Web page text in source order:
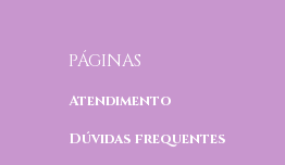
PÁGINAS
Atendimento
Dúvidas frequentes